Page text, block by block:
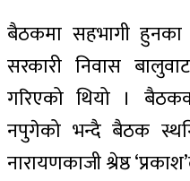
बैठकमा सहभागी हुनका
सरकारी निवास
गरिएको थियो ।
नपुगेको भन्दै बैठक
नारायणकाजी श्रेष्ठ